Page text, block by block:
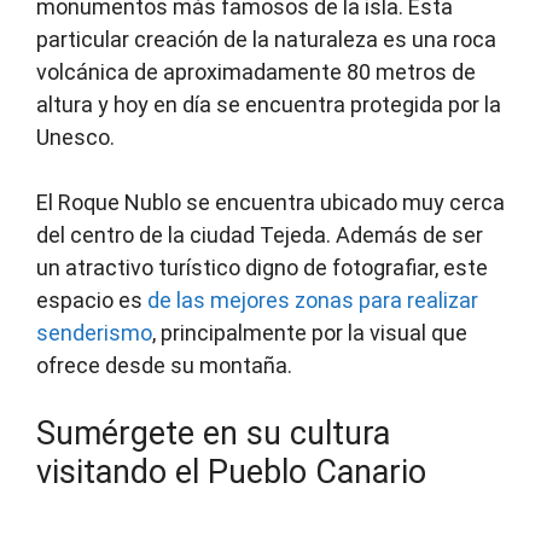
monumentos más famosos de la isla. Esta
particular creación de la naturaleza es una roca
volcánica de aproximadamente 80 metros de
altura y hoy en día se encuentra protegida por la
Unesco.
El Roque Nublo se encuentra ubicado muy cerca
del centro de la ciudad Tejeda. Además de ser
un atractivo turístico digno de fotografiar, este
espacio es de las mejores zonas para realizar
senderismo, principalmente por la visual que
ofrece desde su montaña.
Sumérgete en su cultura
visitando el Pueblo Canario